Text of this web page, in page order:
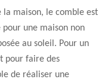
la maison, le comble est
pour une maison non
au soleil. Pour un
pour faire des
de réaliser une